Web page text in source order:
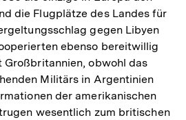
die Flugplätze des Landes für
gegen Libyen
ebenso bereitwillig
obwohl das
Militärs in Argentinien
der amerikanischen
wesentlich zum britischen